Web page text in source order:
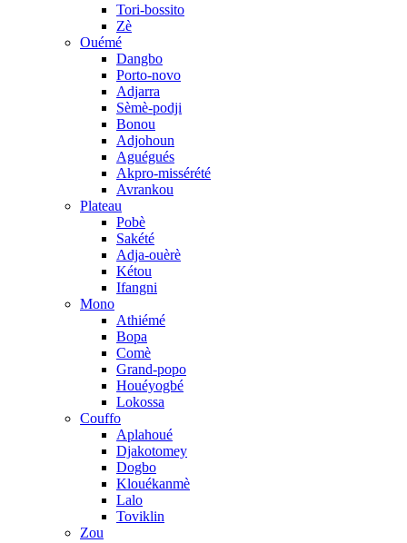
Tori-bossito
Zè
Ouémé
Dangbo
Porto-novo
Adjarra
Sèmè-podji
Bonou
Adjohoun
Aguégués
Akpro-missérété
Avrankou
Plateau
Pobè
Sakété
Adja-ouèrè
Kétou
Ifangni
Mono
Athiémé
Bopa
Comè
Grand-popo
Houéyogbé
Lokossa
Couffo
Aplahoué
Djakotomey
Dogbo
Klouékanmè
Lalo
Toviklin
Zou